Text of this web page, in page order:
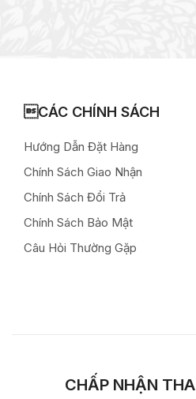
CÁC CHÍNH SÁCH
Hướng Dẫn Đặt Hàng
Chính Sách Giao Nhận
Chính Sách Đổi Trả
Chính Sách Bảo Mật
Câu Hỏi Thường Gặp
CHẤP NHẬN